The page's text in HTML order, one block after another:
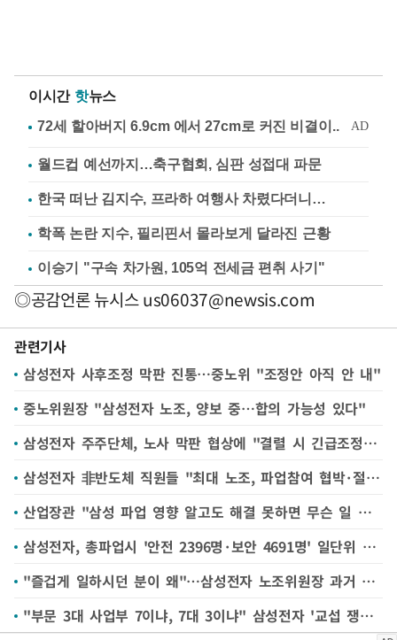
이시간 핫뉴스
월드컵 예선까지…축구협회, 심판 성접대 파문
한국 떠난 김지수, 프라하 여행사 차렸다더니…
학폭 논란 지수, 필리핀서 몰라보게 달라진 근황
이승기 "구속 차가원, 105억 전세금 편취 사기"
◎공감언론 뉴시스us06037@newsis.com
관련기사
삼성전자 사후조정 막판 진통…중노위 "조정안 아직 안 내"
중노위원장 "삼성전자 노조, 양보 중…합의 가능성 있다"
삼성전자 주주단체, 노사 막판 협상에 "결렬 시 긴급조정 '파업전' 발동해야" 주장
삼성전자 非반도체 직원들 "최대 노조, 파업참여 협박·절차 무시" 노동부 진정
산업장관 "삼성 파업 영향 알고도 해결 못하면 무슨 일 하겠나"
삼성전자, 총파업시 '안전 2396명·보안 4691명' 일단위 필수 근로인원 공지
"즐겁게 일하시던 분이 왜"…삼성전자 노조위원장 과거 영상 '재조명'
"부문 3대 사업부 7이냐, 7대 3이냐" 삼성전자 '교섭 쟁점' 떠오른 성과급 배분 비율